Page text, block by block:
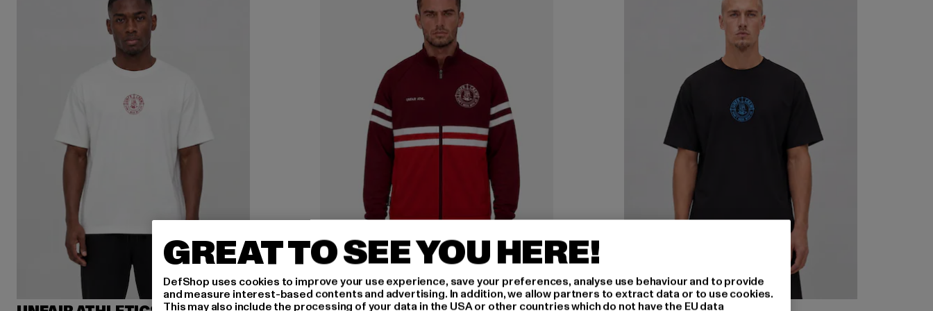
GREAT TO SEE YOU HERE!
DefShop uses cookies to improve your use experience, save your preferences, analyse use behaviour and to provide
and measure interest-based contents and advertising. In addition, we allow partners to extract data or to use cookies.
This may also include the processing of your data in the USA or other countries which do not have the EU data